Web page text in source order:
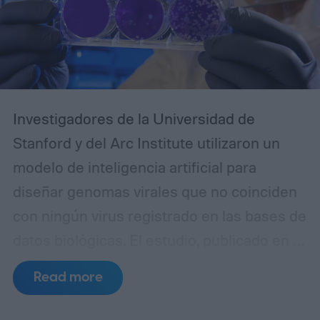
Investigadores de la Universidad de
Stanford y del Arc Institute utilizaron un
modelo de inteligencia artificial para
diseñar genomas virales que no coinciden
revista Science, demostró que 16 de las
secuencias creadas por el sistema
Read more